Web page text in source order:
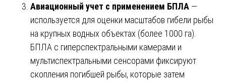
Авиационный учет с применением БПЛА —
используется для оценки масштабов гибели рыбы
на крупных водных объектах (более 1000 га).
БПЛА с гиперспектральными камерами и
мультиспектральными сенсорами фиксируют
скопления погибшей рыбы, которые затем